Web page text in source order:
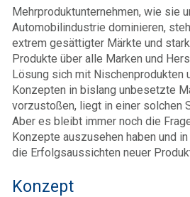
Mehrproduktunternehmen, wie sie
Automobilindustrie dominieren,
extrem gesättigter Märkte und
Produkte über alle Marken und
Lösung sich mit Nischenprodukten
Konzepten in bislang unbesetzte
vorzustoßen, liegt in einer solchen
Aber es bleibt immer noch die
Konzepte auszusehen haben und
die Erfolgsaussichten neuer
Konzept